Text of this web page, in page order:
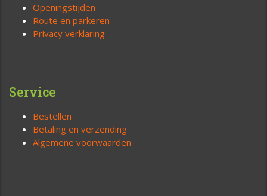
Openingstijden
Route en parkeren
Privacy verklaring
Service
Bestellen
Betaling en verzending
Algemene voorwaarden